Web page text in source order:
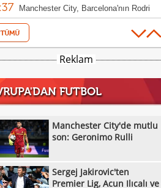
dönemiManchester City, Barcelona'nın Rodri
reddetti!
Ümraniyespor'dan iki takviye!
Newcastle United'dan Manchester
gönderilecek
Özel Sporcular Down Judo Milli Takımı,
Kayserispor, transfer yasağını kaldırdı
Parma, El Bilal Toure transferini duyurdu
Manisa Basket'in Kocaeli'ye taşınmasına
Reklam
FUTBOL
Manchester City'de mutlu
son: Geronimo Rulli
Sergej Jakirovic'ten
Premier Lig, Acun Ilıcalı ve